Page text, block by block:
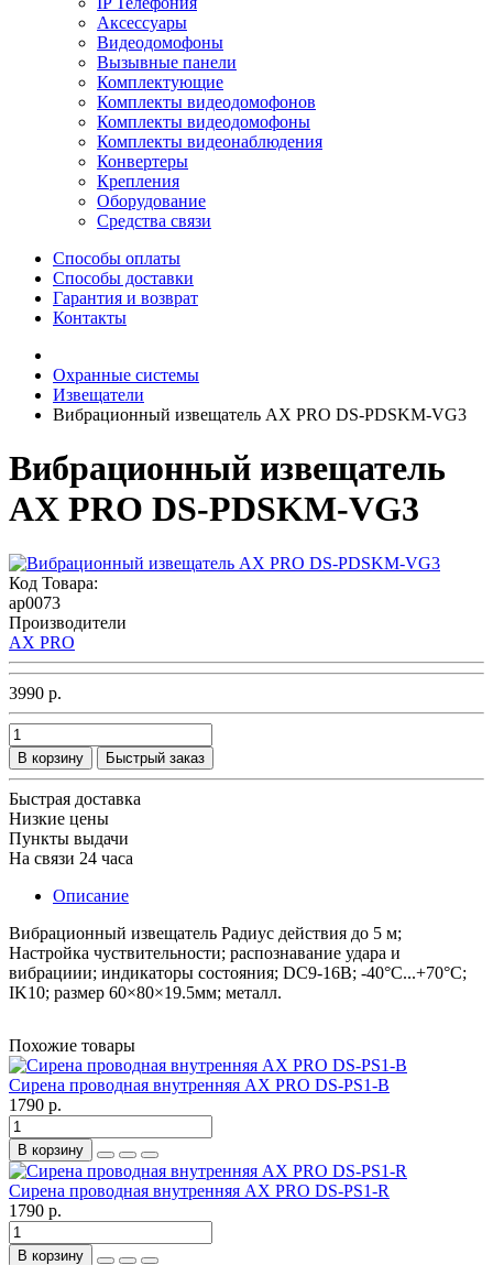
Аксессуары
Видеодомофоны
Вызывные панели
Комплектующие
Комплекты видеодомофонов
Комплекты видеодомофоны
Комплекты видеонаблюдения
Конвертеры
Крепления
Оборудование
Средства связи
Способы оплаты
Способы доставки
Гарантия и возврат
Контакты
Охранные системы
Извещатели
Вибрационный извещатель AX PRO DS-PDSKM-VG3
Вибрационный извещатель
AX PRO DS-PDSKM-VG3
Код Товара:
ap0073
Производители
AX PRO
3990 р.
В корзину Быстрый заказ
Быстрая доставка
Низкие цены
Пункты выдачи
На связи 24 часа
Описание
Вибрационный извещатель Радиус действия до 5 м;
Настройка чуствительности; распознавание удара и
вибрациии; индикаторы состояния; DC9-16В; -40°C...+70°C;
IK10; размер 60×80×19.5мм; металл.
Похожие товары
Сирена проводная внутренняя AX PRO DS-PS1-B
1790 р.
В корзину
Сирена проводная внутренняя AX PRO DS-PS1-R
1790 р.
В корзину